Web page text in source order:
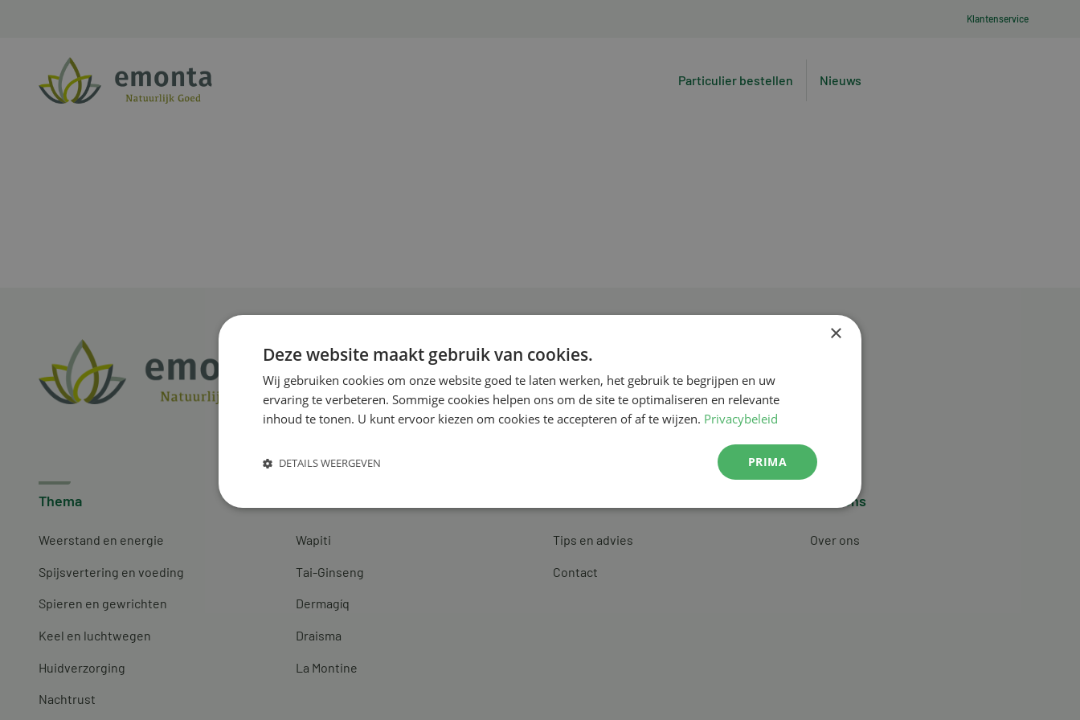
Klantenservice
Particulier bestellen Nieuws
Thema
Weerstand en energie
Spijsvertering en voeding
Spieren en gewrichten
Keel en luchtwegen
Huidverzorging
Nachtrust
Wapiti
Tai-Ginseng
Dermagíq
Draisma
La Montine
Tips en advies
Contact
Over ons
Over ons
×
Deze website maakt gebruik van cookies.
Wij gebruiken cookies om onze website goed te laten werken, het gebruik te begrijpen en uw
ervaring te verbeteren. Sommige cookies helpen ons om de site te optimaliseren en relevante
inhoud te tonen. U kunt ervoor kiezen om cookies te accepteren of af te wijzen. Privacybeleid
PRIMA
DETAILS WEERGEVEN